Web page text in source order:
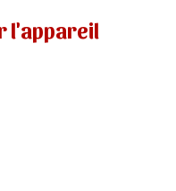
l'appareil